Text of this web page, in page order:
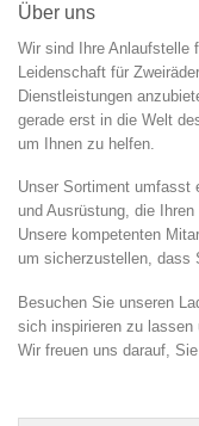
Über uns
Wir sind Ihre Anlaufstelle
Leidenschaft für
Dienstleistungen
gerade erst in die Welt
um Ihnen zu helfen.
Unser Sortiment umfasst
und Ausrüstung, die
Unsere kompetenten
um sicherzustellen, dass
Besuchen Sie unseren
sich inspirieren zu lassen
Wir freuen uns darauf,